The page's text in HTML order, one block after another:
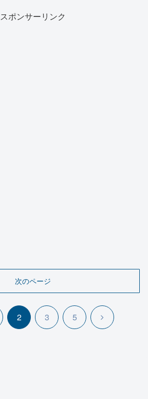
スポンサーリンク
次のページ
2 3 5
次